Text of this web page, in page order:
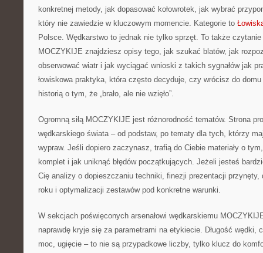
konkretnej metody, jak dopasować kołowrotek, jak wybrać
który nie zawiedzie w kluczowym momencie. Kategorie to
Polsce. Wędkarstwo to jednak nie tylko sprzęt. To także czytanie
MOCZYKIJE znajdziesz opisy tego, jak szukać blatów, jak
obserwować wiatr i jak wyciągać wnioski z takich sygnałów jak
łowiskowa praktyka, która często decyduje, czy wrócisz do
historią o tym, że „brało, ale nie wzięło”.
Ogromną siłą MOCZYKIJE jest różnorodność tematów. Strona
wędkarskiego świata – od podstaw, po tematy dla tych, którzy
wypraw. Jeśli dopiero zaczynasz, trafią do Ciebie materiały o
komplet i jak uniknąć błędów początkujących. Jeżeli jesteś
Cię analizy o dopieszczaniu techniki, finezji prezentacji przynęty,
roku i optymalizacji zestawów pod konkretne warunki.
W sekcjach poświęconych arsenałowi wędkarskiemu
naprawdę kryje się za parametrami na etykiecie. Długość wędki,
moc, ugięcie – to nie są przypadkowe liczby, tylko klucz do